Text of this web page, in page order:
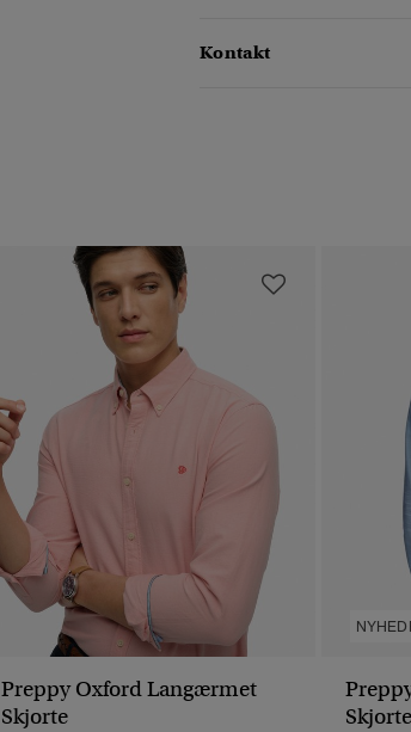
Kontakt
Preppy Oxford Langærmet
Skjorte